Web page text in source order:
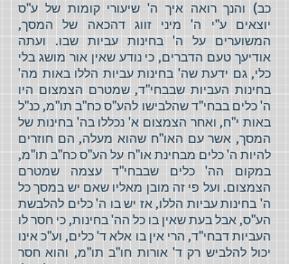
כב) והנך רואה איך ה' שיעורי קומות של ע"ס
יוצאים ע"י ה' מיני זווג דהכאה של המסך,
המשוערים על ה' בחינות עביות שבו. ועתה
אודיעך טעם הדברים, כי נודע שאין אור מושג בלי
כלי, גם ידעת שה' בחינות עביות הללו באות מה'
בחינות העביות שבבחי"ד, שמטרם הצמצום היו
ה' כלים בבחי"ד שהלבישו להע"ס כח"ב תו"מ, כנ"ל
באות י"ח, ואחר הצמצום א' נכללו בה' בחינות של
המסך, אשר עם האו"ח שהוא מעלה, הם חוזרים
להיות ה' כלים מבחינת או"ח על הע"ס כח"ב תו"מ,
במקום הה' כלים שבבחי"ד עצמה שמטרם
הצמצום. ועל פי זה מובן מאליו שאם יש במסך כל
ה' בחינות עביות הללו, אז יש בו ה' כלים להלבשת
הע"ס, אבל בעת שאין בו כל הה' בחינות, כי חסר לו
העביות דבחי"ד, הרי אין בו אלא ד' כלים, וע"כ אינו
יכול להלביש רק ד' אורות חו"ב תו"מ, והוא חסר